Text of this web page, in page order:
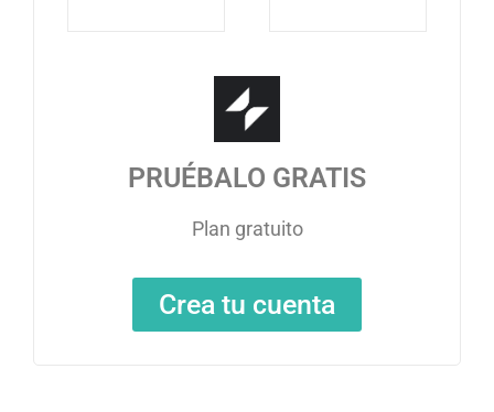
PRUÉBALO GRATIS
Plan gratuito
Crea tu cuenta